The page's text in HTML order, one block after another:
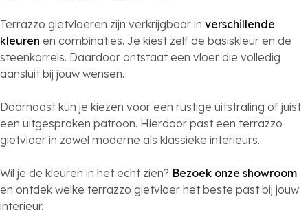
Terrazzo gietvloeren zijn verkrijgbaar in verschillende
kleuren en combinaties. Je kiest zelf de basiskleur en de
steenkorrels. Daardoor ontstaat een vloer die volledig
aansluit bij jouw wensen.
Daarnaast kun je kiezen voor een rustige uitstraling of juist
een uitgesproken patroon. Hierdoor past een terrazzo
gietvloer in zowel moderne als klassieke interieurs.
Wil je de kleuren in het echt zien? Bezoek onze showroom
en ontdek welke terrazzo gietvloer het beste past bij jouw
interieur.